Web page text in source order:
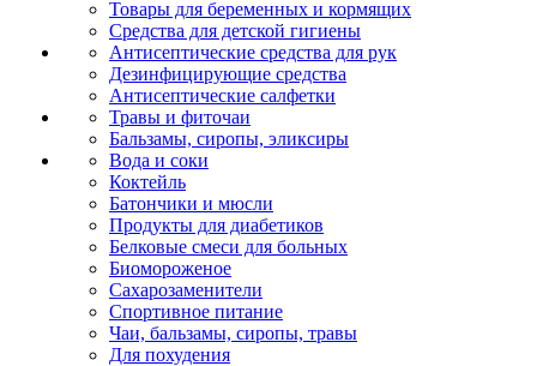
Товары для беременных и кормящих
Средства для детской гигиены
Антисептические средства для рук
Дезинфицирующие средства
Антисептические салфетки
Травы и фиточаи
Бальзамы, сиропы, эликсиры
Вода и соки
Коктейль
Батончики и мюсли
Продукты для диабетиков
Белковые смеси для больных
Биомороженое
Сахарозаменители
Спортивное питание
Чаи, бальзамы, сиропы, травы
Для похудения